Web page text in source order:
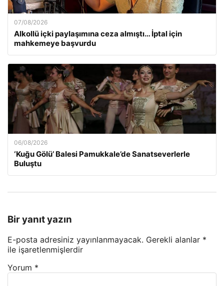
07/08/2026
Alkollü içki paylaşımına ceza almıştı… İptal için
mahkemeye başvurdu
06/08/2026
‘Kuğu Gölü’ Balesi Pamukkale’de Sanatseverlerle
Buluştu
Bir yanıt yazın
E-posta adresiniz yayınlanmayacak. Gerekli alanlar *
ile işaretlenmişlerdir
Yorum *